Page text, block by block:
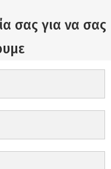
σας για να σας